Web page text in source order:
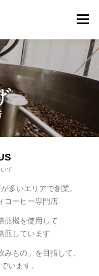
メニュ
いて
て
多いエリアで創業。
コーヒー専門店
煎機を使用して
煎しています
もの」を目指して、
います。